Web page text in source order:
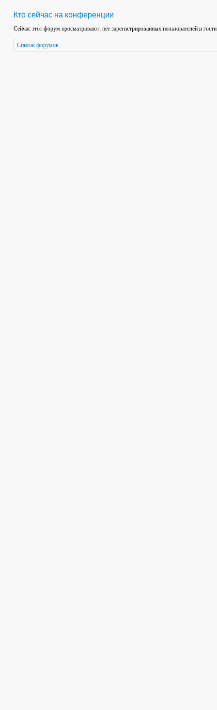
Кто сейчас на конференции
Сейчас этот форум просматривают: нет зарегистрированных пользователей и
Список форумов